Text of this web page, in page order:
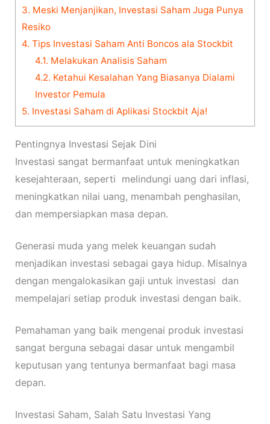
3. Meski Menjanjikan, Investasi Saham Juga Punya
Resiko
4. Tips Investasi Saham Anti Boncos ala Stockbit
4.1. Melakukan Analisis Saham
4.2. Ketahui Kesalahan Yang Biasanya Dialami
Investor Pemula
5. Investasi Saham di Aplikasi Stockbit Aja!
Pentingnya Investasi Sejak Dini
Investasi sangat bermanfaat untuk meningkatkan
kesejahteraan, seperti melindungi uang dari inflasi,
meningkatkan nilai uang, menambah penghasilan,
dan mempersiapkan masa depan.
Generasi muda yang melek keuangan sudah
menjadikan investasi sebagai gaya hidup. Misalnya
dengan mengalokasikan gaji untuk investasi dan
mempelajari setiap produk investasi dengan baik.
Pemahaman yang baik mengenai produk investasi
sangat berguna sebagai dasar untuk mengambil
keputusan yang tentunya bermanfaat bagi masa
depan.
Investasi Saham, Salah Satu Investasi Yang